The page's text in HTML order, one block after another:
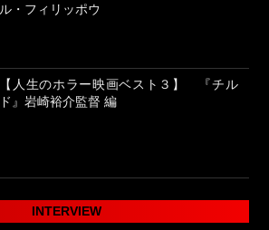
ル・フィリッポウ
【人生のホラー映画ベスト３】 『チル
ド』岩崎裕介監督 編
INTERVIEW